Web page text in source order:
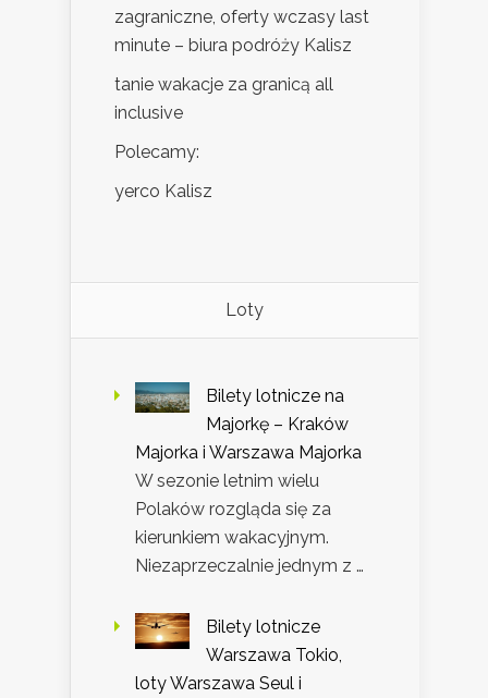
zagraniczne, oferty wczasy last
minute – biura podróży Kalisz
tanie wakacje za granicą all
inclusive
Polecamy:
yerco Kalisz
Loty
Bilety lotnicze na
Majorkę – Kraków
Majorka i Warszawa Majorka
W sezonie letnim wielu
Polaków rozgląda się za
kierunkiem wakacyjnym.
Niezaprzeczalnie jednym z …
Bilety lotnicze
Warszawa Tokio,
loty Warszawa Seul i